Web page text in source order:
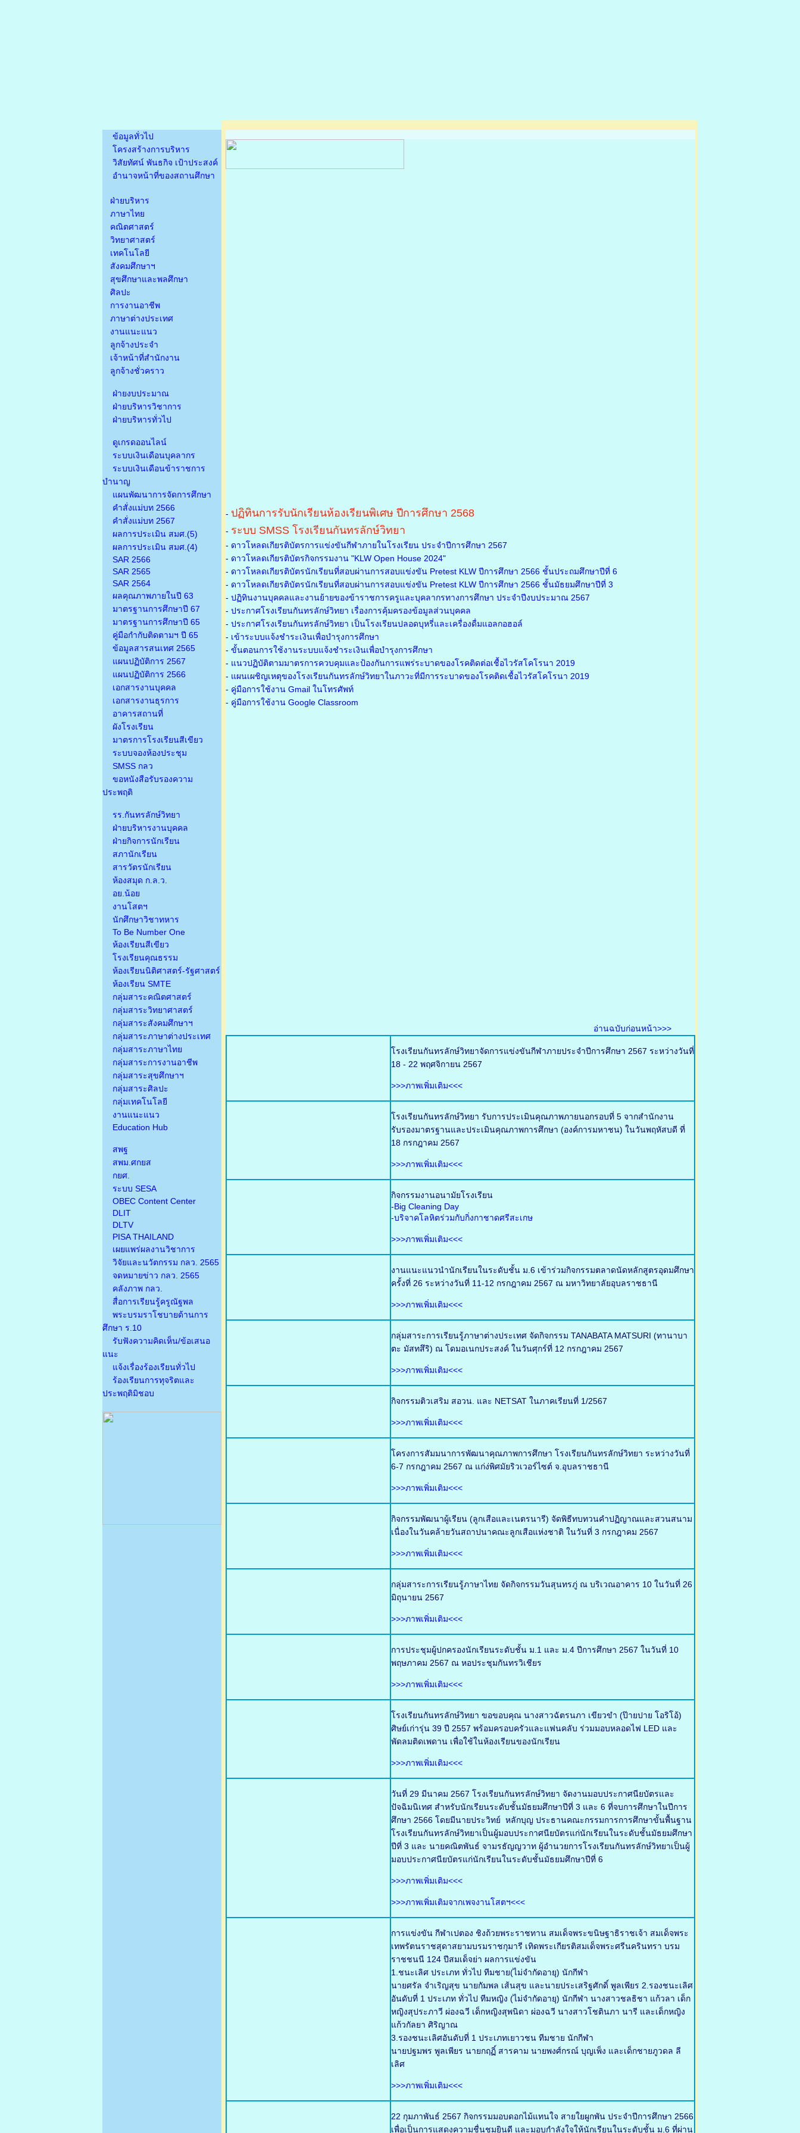
ข้อมูลทั่วไป
โครงสร้างการบริหาร
วิสัยทัศน์ พันธกิจ เป้าประสงค์
อำนาจหน้าที่ของสถานศึกษา
ฝ่ายบริหาร
ภาษาไทย
คณิตศาสตร์
วิทยาศาสตร์
เทคโนโลยี
สังคมศึกษาฯ
สุขศึกษาและพลศึกษา
ศิลปะ
การงานอาชีพ
ภาษาต่างประเทศ
งานแนะแนว
ลูกจ้างประจำ
เจ้าหน้าที่สำนักงาน
ลูกจ้างชั่วคราว
ฝ่ายงบประมาณ
ฝ่ายบริหารวิชาการ
ฝ่ายบริหารทั่วไป
ดูเกรดออนไลน์
ระบบเงินเดือนบุคลากร
ระบบเงินเดือนข้าราชการ
บำนาญ
แผนพัฒนาการจัดการศึกษา
คำสั่งแม่บท 2566
คำสั่งแม่บท 2567
ผลการประเมิน สมศ.(5)
ผลการประเมิน สมศ.(4)
SAR 2566
SAR 2565
SAR 2564
ผลคุณภาพภายในปี 63
มาตรฐานการศึกษาปี 67
มาตรฐานการศึกษาปี 65
คู่มือกำกับติดตามฯ ปี 65
ข้อมูลสารสนเทศ 2565
แผนปฏิบัติการ 2567
แผนปฏิบัติการ 2566
เอกสารงานบุคคล
เอกสารงานธุรการ
อาคารสถานที่
ผังโรงเรียน
มาตรการโรงเรียนสีเขียว
ระบบจองห้องประชุม
SMSS กลว
ขอหนังสือรับรองความ
ประพฤติ
รร.กันทรลักษ์วิทยา
ฝ่ายบริหารงานบุคคล
ฝ่ายกิจการนักเรียน
สภานักเรียน
สารวัตรนักเรียน
ห้องสมุด ก.ล.ว.
อย.น้อย
งานโสตฯ
นักศึกษาวิชาทหาร
To Be Number One
ห้องเรียนสีเขียว
โรงเรียนคุณธรรม
ห้องเรียนนิติศาสตร์-รัฐศาสตร์
ห้องเรียน SMTE
กลุ่มสาระคณิตศาสตร์
กลุ่มสาระวิทยาศาสตร์
กลุ่มสาระสังคมศึกษาฯ
กลุ่มสาระภาษาต่างประเทศ
กลุ่มสาระภาษาไทย
กลุ่มสาระการงานอาชีพ
กลุ่มสาระสุขศึกษาฯ
กลุ่มสาระศิลปะ
กลุ่มเทคโนโลยี
งานแนะแนว
Education Hub
สพฐ
สพม.ศกยส
กยศ.
ระบบ SESA
OBEC Content Center
DLIT
DLTV
PISA THAILAND
เผยแพร่ผลงานวิชาการ
วิจัยและนวัตกรรม กลว. 2565
จดหมายข่าว กลว. 2565
คลังภาพ กลว.
สื่อการเรียนรู้ครูณัฐพล
พระบรมราโชบายด้านการ
ศึกษา ร.10
รับฟังความคิดเห็น/ข้อเสนอ
แนะ
แจ้งเรื่องร้องเรียนทั่วไป
ร้องเรียนการทุจริตและ
ประพฤติมิชอบ
- ปฏิทินการรับนักเรียนห้องเรียนพิเศษ ปีการศึกษา 2568
- ระบบ SMSS โรงเรียนกันทรลักษ์วิทยา
- ดาวโหลดเกียรติบัตรการแข่งขันกีฬาภายในโรงเรียน ประจำปีการศึกษา 2567
- ดาวโหลดเกียรติบัตรกิจกรรมงาน "KLW Open House 2024"
- ดาวโหลดเกียรติบัตรนักเรียนที่สอบผ่านการสอบแข่งขัน Pretest KLW ปีการศึกษา 2566 ชั้นประถมศึกษาปีที่ 6
- ดาวโหลดเกียรติบัตรนักเรียนที่สอบผ่านการสอบแข่งขัน Pretest KLW ปีการศึกษา 2566 ชั้นมัธยมศึกษาปีที่ 3
- ปฏิทินงานบุคคลและงานย้ายของข้าราชการครูและบุคลากรทางการศึกษา ประจำปีงบประมาณ 2567
- ประกาศโรงเรียนกันทรลักษ์วิทยา เรื่องการคุ้มครองข้อมูลส่วนบุคคล
- ประกาศโรงเรียนกันทรลักษ์วิทยา เป็นโรงเรียนปลอดบุหรี่และเครื่องดื่มแอลกอฮอล์
- เข้าระบบแจ้งชำระเงินเพื่อบำรุงการศึกษา
- ขั้นตอนการใช้งานระบบแจ้งชำระเงินเพื่อบำรุงการศึกษา
- แนวปฏิบัติตามมาตรการควบคุมและป้องกันการแพร่ระบาดของโรคติดต่อเชื้อไวรัสโคโรนา 2019
- แผนเผชิญเหตุของโรงเรียนกันทรลักษ์วิทยาในภาวะที่มีการระบาดของโรคติดเชื้อไวรัสโคโรนา 2019
- คู่มือการใช้งาน Gmail ในโทรศัพท์
- คู่มือการใช้งาน Google Classroom
อ่านฉบับก่อนหน้า>>>
โรงเรียนกันทรลักษ์วิทยาจัดการแข่งขันกีฬาภายประจำปีการศึกษา 2567 ระหว่างวันที่
18 - 22 พฤศจิกายน 2567
>>>ภาพเพิ่มเติม<<<
โรงเรียนกันทรลักษ์วิทยา รับการประเมินคุณภาพภายนอกรอบที่ 5 จากสำนักงาน
รับรองมาตรฐานและประเมินคุณภาพการศึกษา (องค์การมหาชน) ในวันพฤหัสบดี ที่
18 กรกฎาคม 2567
>>>ภาพเพิ่มเติม<<<
กิจกรรมงานอนามัยโรงเรียน
-Big Cleaning Day
-บริจาคโลหิตร่วมกับกิ่งกาชาดศรีสะเกษ
>>>ภาพเพิ่มเติม<<<
งานแนะแนวนำนักเรียนในระดับชั้น ม.6 เข้าร่วมกิจกรรมตลาดนัดหลักสูตรอุดมศึกษา
ครั้งที่ 26 ระหว่างวันที่ 11-12 กรกฎาคม 2567 ณ มหาวิทยาลัยอุบลราชธานี
>>>ภาพเพิ่มเติม<<<
กลุ่มสาระการเรียนรู้ภาษาต่างประเทศ จัดกิจกรรม TANABATA MATSURI (ทานาบา
ตะ มัสทสึริ) ณ โดมอเนกประสงค์ ในวันศุกร์ที่ 12 กรกฎาคม 2567
>>>ภาพเพิ่มเติม<<<
กิจกรรมติวเสริม สอวน. และ NETSAT ในภาคเรียนที่ 1/2567
>>>ภาพเพิ่มเติม<<<
โครงการสัมมนาการพัฒนาคุณภาพการศึกษา โรงเรียนกันทรลักษ์วิทยา ระหว่างวันที่
6-7 กรกฎาคม 2567 ณ แก่ง่พิศมัยริวเวอร์ไซต์ จ.อุบลราชธานี
>>>ภาพเพิ่มเติม<<<
กิจกรรมพัฒนาผู้เรียน (ลูกเสือและเนตรนารี) จัดพิธีทบทวนคำปฏิญาณและสวนสนาม
เนื่องในวันคล้ายวันสถาปนาคณะลูกเสือแห่งชาติ ในวันที่ 3 กรกฎาคม 2567
>>>ภาพเพิ่มเติม<<<
กลุ่มสาระการเรียนรู้ภาษาไทย จัดกิจกรรมวันสุนทรภู่ ณ บริเวณอาคาร 10 ในวันที่ 26
มิถุนายน 2567
>>>ภาพเพิ่มเติม<<<
การประชุมผู้ปกครองนักเรียนระดับชั้น ม.1 และ ม.4 ปีการศึกษา 2567 ในวันที่ 10
พฤษภาคม 2567 ณ หอประชุมกันทรวิเชียร
>>>ภาพเพิ่มเติม<<<
โรงเรียนกันทรลักษ์วิทยา ขอขอบคุณ นางสาวฉัตรนภา เขียวขำ (ป๊ายปาย โอริโอ้)
ศิษย์เก่ารุ่น 39 ปี 2557 พร้อมครอบครัวและแฟนคลับ ร่วมมอบหลอดไฟ LED และ
พัดลมติดเพดาน เพื่อใช้ในห้องเรียนของนักเรียน
>>>ภาพเพิ่มเติม<<<
วันที่ 29 มีนาคม 2567 โรงเรียนกันทรลักษ์วิทยา จัดงานมอบประกาศนียบัตรและ
ปัจฉิมนิเทศ สำหรับนักเรียนระดับชั้นมัธยมศึกษาปีที่ 3 และ 6 ที่จบการศึกษาในปีการ
ศึกษา 2566 โดยมีนายประวิทย์ หลักบุญ ประธานคณะกรรมการการศึกษาขั้นพื้นฐาน
โรงเรียนกันทรลักษ์วิทยาเป็นผู้มอบประกาศนียบัตรแก่นักเรียนในระดับชั้นมัธยมศึกษา
ปีที่ 3 และ นายคณิตพันธ์ จามรธัญญวาท ผู้อำนวยการโรงเรียนกันทรลักษ์วิทยาเป็นผู้
มอบประกาศนียบัตรแก่นักเรียนในระดับชั้นมัธยมศึกษาปีที่ 6
>>>ภาพเพิ่มเติม<<<
>>>ภาพเพิ่มเติมจากเพจงานโสตฯ<<<
การแข่งขัน กีฬาเปตอง ชิงถ้วยพระราชทาน สมเด็จพระขนิษฐาธิราชเจ้า สมเด็จพระ
เทพรัตนราชสุดาสยามบรมราชกุมารี เทิดพระเกียรติสมเด็จพระศรีนครินทรา บรม
ราชชนนี 124 ปีสมเด็จย่า ผลการแข่งขัน
1.ชนะเลิศ ประเภท ทั่วไป ทีมชาย(ไม่จำกัดอายุ) นักกีฬา
นายศรัล จำเริญสุข นายกัมพล เส้นสุข และนายประเสริฐศักดิ์ พูลเพียร 2.รองชนะเลิศ
อันดับที่ 1 ประเภท ทั่วไป ทีมหญิง (ไม่จำกัดอายุ) นักกีฬา นางสาวชลธิชา แก้วลา เด็ก
หญิงสุประภาวี ผ่องฉวี เด็กหญิงสุพนิดา ผ่องฉวี นางสาวโชตินภา นารี และเด็กหญิง
แก้วกัลยา ศิริญาณ
3.รองชนะเลิศอันดับที่ 1 ประเภทเยาวชน ทีมชาย นักกีฬา
นายปฐมพร พูลเพียร นายกฤฏิ์ สารคาม นายพงศ์กรณ์ บุญเพ็ง และเด็กชายภูวดล ลี
เลิศ
>>>ภาพเพิ่มเติม<<<
22 กุมภาพันธ์ 2567 กิจกรรมมอบดอกไม้แทนใจ สายใยผูกพัน ประจำปีการศึกษา 2566
เพื่อเป็นการแสดงความชื่นชมยินดี และมอบกำลังใจให้นักเรียนในระดับชั้น ม.6 ที่ผ่าน